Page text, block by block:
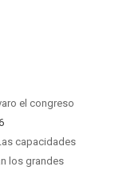
el congreso
capacidades
los grandes